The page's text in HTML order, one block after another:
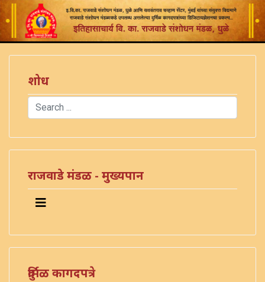
शोध
Search
राजवाडे मंडळ - मुख्यपान
दुर्मिळ कागदपत्रे